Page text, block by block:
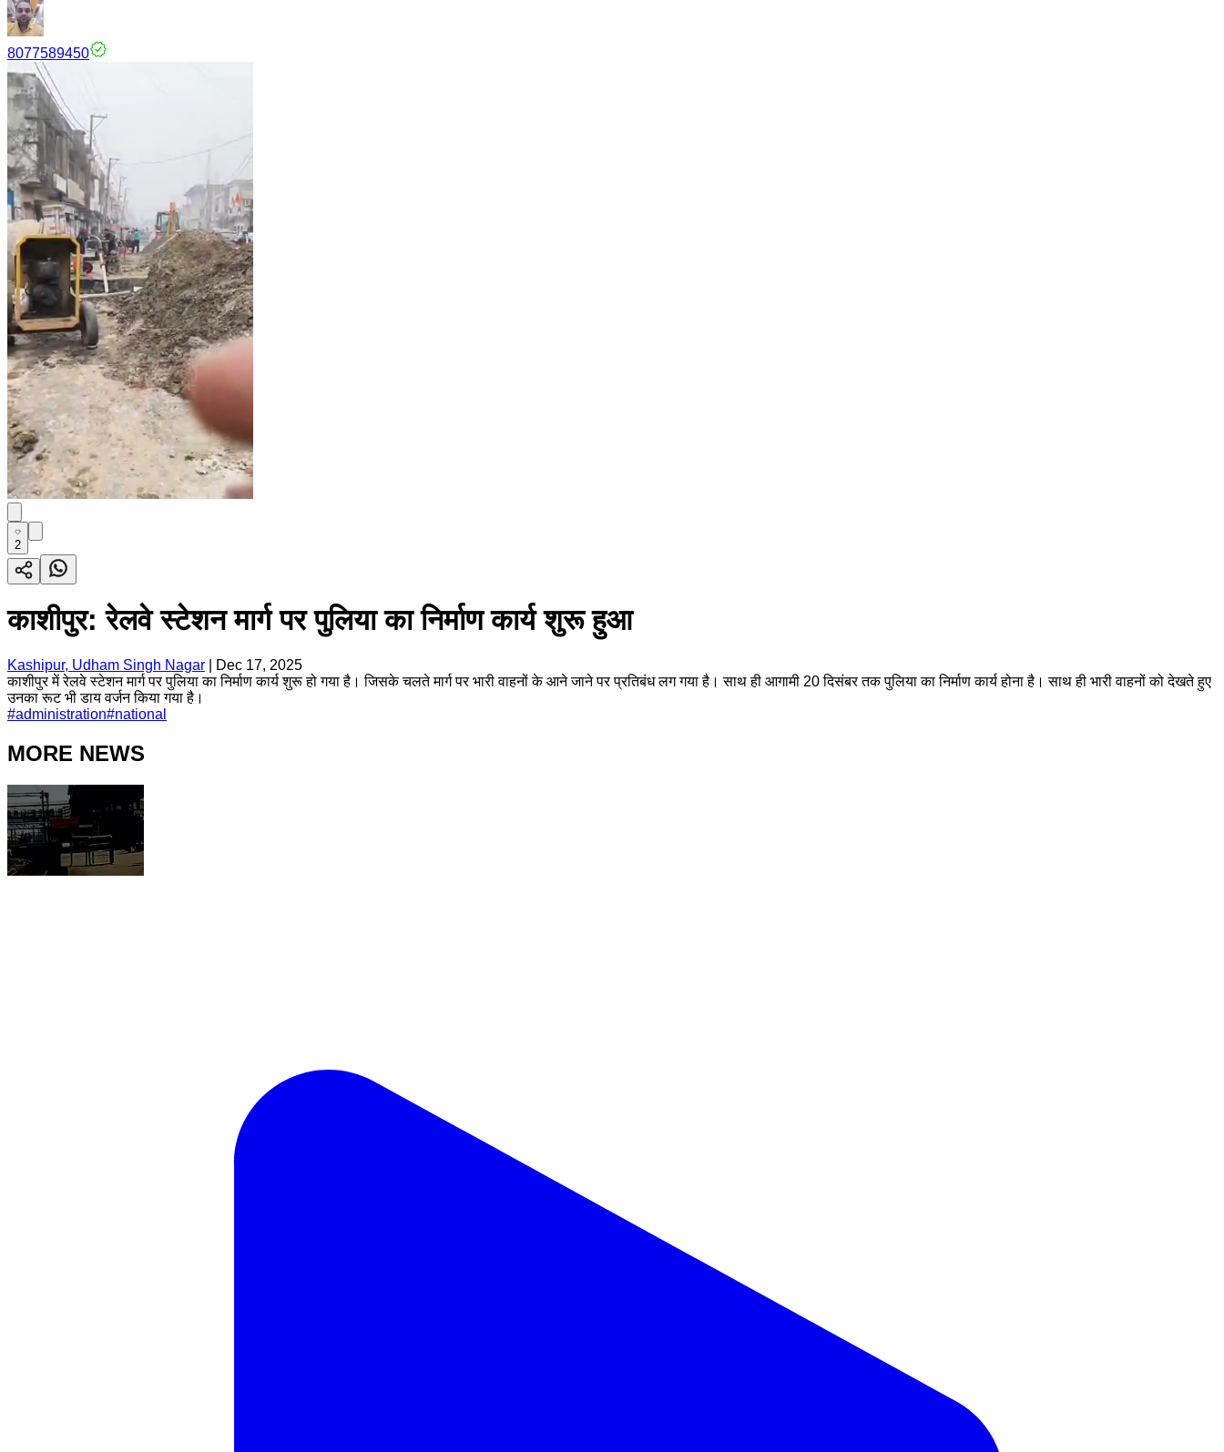
8077589450
2
काशीपुर: रेलवे स्टेशन मार्ग पर पुलिया का निर्माण कार्य शुरू हुआ
Kashipur, Udham Singh Nagar
Dec 17, 2025
काशीपुर में रेलवे स्टेशन मार्ग पर पुलिया का निर्माण कार्य शुरू हो गया है। जिसके चलते मार्ग पर भारी वाहनों के आने जाने पर प्रतिबंध लग गया है। साथ ही आगामी 20 दिसंबर तक पुलिया का निर्माण कार्य होना है। साथ ही भारी वाहनों को देखते हुए
उनका रूट भी डाय वर्जन किया गया है।
#administration#national
MORE NEWS